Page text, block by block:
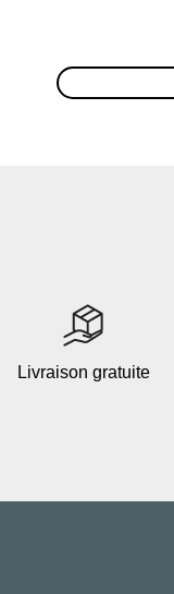
Livraison gratuite